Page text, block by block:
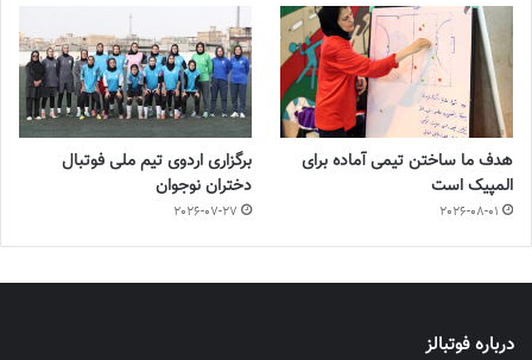
هدف ما ساختن تیمی آماده برای
المپیک است
2026-08-01
برگزاری اردوی تیم ملی فوتبال
دختران نوجوان
2026-07-27
درباره فوتبالز